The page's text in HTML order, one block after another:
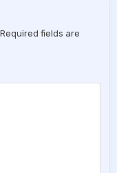
Required fields are